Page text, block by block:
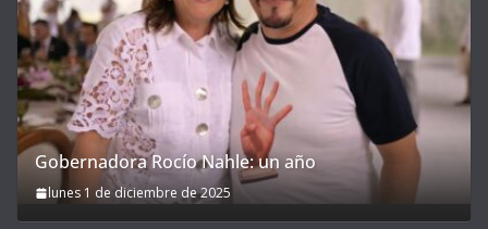
Gobernadora Rocío Nahle: un año
lunes 1 de diciembre de 2025